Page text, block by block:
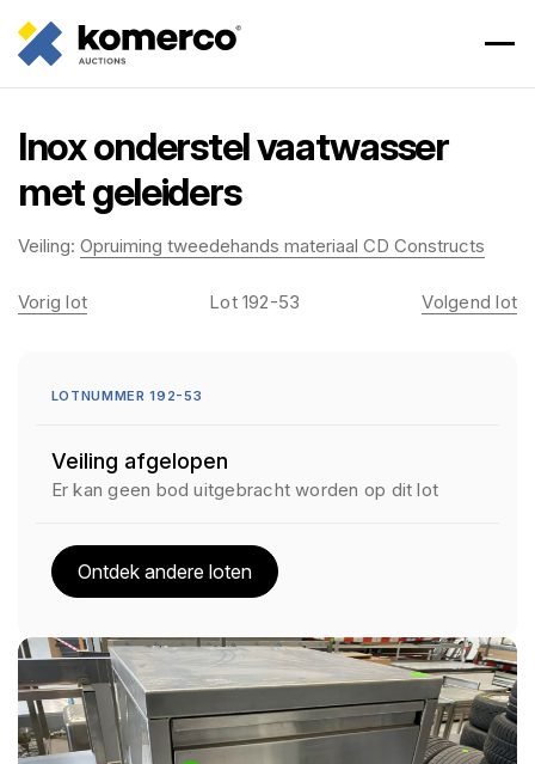
Inox onderstel vaatwasser
met geleiders
Veiling: Opruiming tweedehands materiaal CD Constructs
Vorig lot Lot 192-53 Volgend lot
LOTNUMMER 192-53
Veiling afgelopen
Er kan geen bod uitgebracht worden op dit lot
Ontdek andere loten